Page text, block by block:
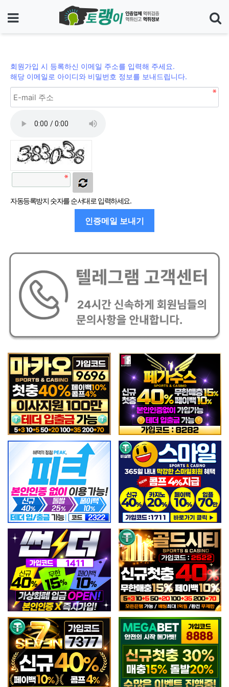
메뉴
회원가입 시 등록하신 이메일 주소를 입력해 주세요.
해당 이메일로 아이디와 비밀번호 정보를 보내드립니다.
자동등록방지 숫자를 순서대로 입력하세요.
인증메일 보내기